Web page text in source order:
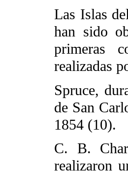
Las Islas
han sido
primeras
realizadas
Spruce,
de San
1854 (10).
C. B.
realizaron